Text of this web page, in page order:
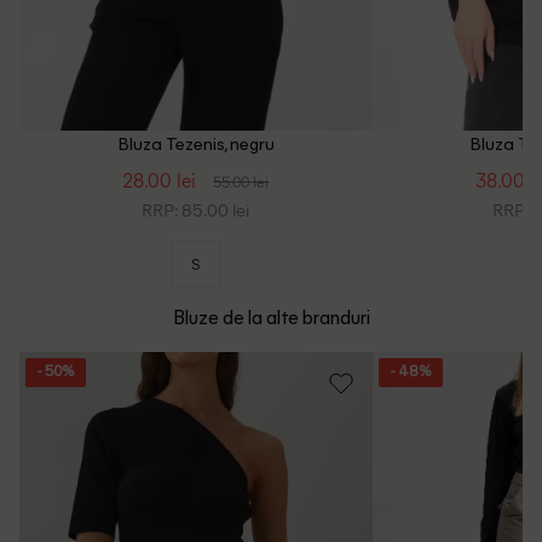
Bluza Tezenis, negru
28.00 lei 55.00 lei
RRP: 85.00 lei
S
Bluza
38.00
RRP:
Bluze de la alte branduri
- 50% - 48%